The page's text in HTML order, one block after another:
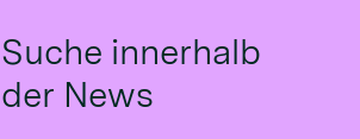
Suche innerhalb
der News